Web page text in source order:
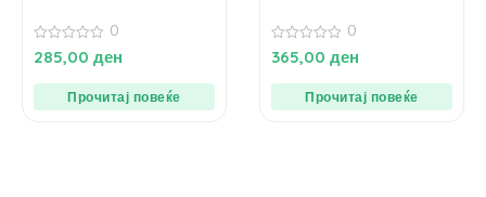
0
од
0
285,00 ден
Прочитај повеќе
0
од
0
365,00 ден
Прочитај повеќе